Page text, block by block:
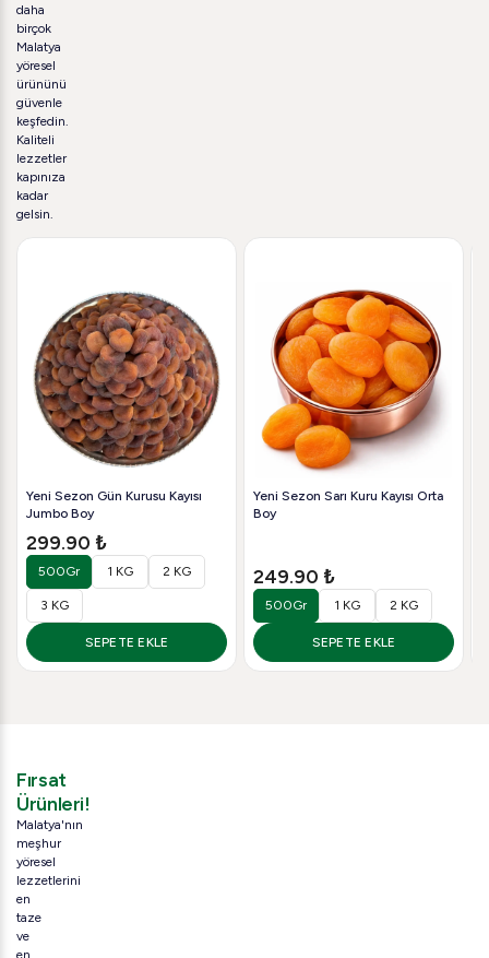
daha
birçok
Malatya
yöresel
ürününü
güvenle
keşfedin.
Kaliteli
lezzetler
kapınıza
kadar
gelsin.
Yeni Sezon Gün Kurusu Kayısı
Jumbo Boy
299.90 ₺
500Gr 1 KG 2 KG
3 KG
SEPETE EKLE
Yeni Sezon Sarı Kuru Kayısı Orta
Boy
249.90 ₺
500Gr 1 KG 2 KG
SEPETE EKLE
Fırsat
Ürünleri!
Malatya'nın
meşhur
yöresel
lezzetlerini
en
taze
ve
en